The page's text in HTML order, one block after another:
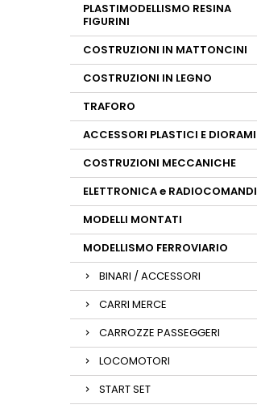
PLASTIMODELLISMO RESINA
FIGURINI
COSTRUZIONI IN MATTONCINI
COSTRUZIONI IN LEGNO
TRAFORO
ACCESSORI PLASTICI E DIORAMI
COSTRUZIONI MECCANICHE
ELETTRONICA e RADIOCOMANDI
MODELLI MONTATI
MODELLISMO FERROVIARIO
BINARI / ACCESSORI
CARRI MERCE
CARROZZE PASSEGGERI
LOCOMOTORI
START SET